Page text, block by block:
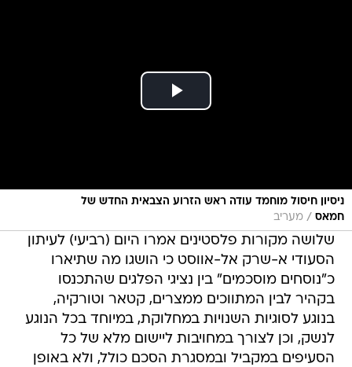
ניסיון חיסול מוחמד עודה ראש הזרוע הצבאית החדש של
חמאס / מעריב
שלושה מקורות פלסטינים אמרו היום (רביעי) לעיתון
הסעודי א-שרק אל-אווסט כי הושגו מה שתיארו
כ"נוסחים מוסכמים" בין נציגי הפלגים שהתכנסו
בקהיר לבין המתווכים ממצרים, קטאר וטורקיה,
בנוגע לסוגיות השנויות במחלוקת, במיוחד בכל הנוגע
לנשק, וכן לצורך במחויבות ליישום מלא של כל
הסעיפים במקביל ובמסגרת הסכם כולל, ולא באופן